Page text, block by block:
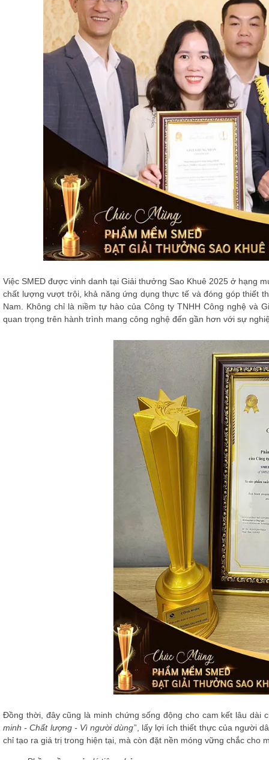
Việc SMED được vinh danh tại Giải thưởng Sao Khuê 2025 ở hạng
chất lượng vượt trội, khả năng ứng dụng thực tế và đóng góp thiết
Nam. Không chỉ là niềm tự hào của Công ty TNHH Công nghệ và
quan trọng trên hành trình mang công nghệ đến gần hơn với sự
Đồng thời, đây cũng là minh chứng sống động cho cam kết lâu dài
minh - Chất lượng - Vì người dùng”, lấy lợi ích thiết thực của người
chỉ tạo ra giá trị trong hiện tại, mà còn đặt nền móng vững chắc cho